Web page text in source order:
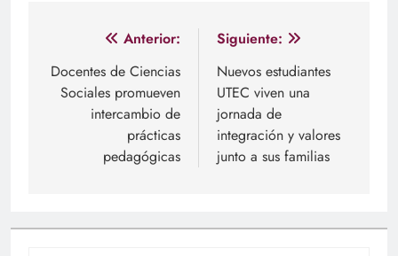
Navegación
de
entradas
Anterior:
Docentes de Ciencias
Sociales promueven
intercambio de
prácticas
pedagógicas
Siguiente:
Nuevos estudiantes
UTEC viven una
jornada de
integración y valores
junto a sus familias